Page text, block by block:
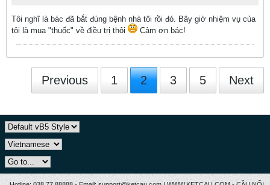
Tôi nghĩ là bác đã bắt đúng bệnh nhà tôi rồi đó. Bây giờ nhiệm vụ của
tôi là mua "thuốc" về điều trị thôi
Cảm ơn bác!
Previous 1 2 3 5 Next